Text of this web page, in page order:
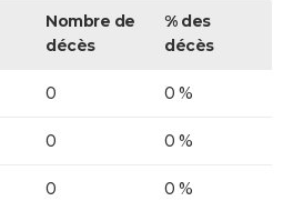
Nombre de
décès
% des
décès
0 0 %
0 0 %
0 0 %